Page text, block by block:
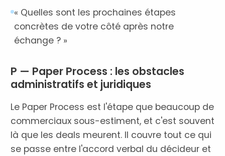
« Quelles sont les prochaines étapes
concrètes de votre côté après notre
échange ? »
P — Paper Process : les obstacles
administratifs et juridiques
Le Paper Process est l'étape que beaucoup de
commerciaux sous-estiment, et c'est souvent
là que les deals meurent. Il couvre tout ce qui
se passe entre l'accord verbal du décideur et